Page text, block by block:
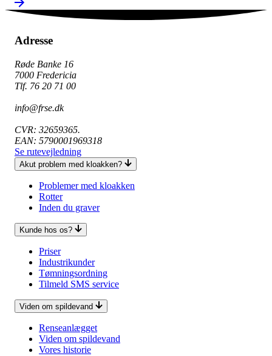
Adresse
Røde Banke 16
7000 Fredericia
Tlf. 76 20 71 00
info@frse.dk
CVR: 32659365.
EAN: 5790001969318
Se rutevejledning
Akut problem med kloakken?
Problemer med kloakken
Rotter
Inden du graver
Kunde hos os?
Priser
Industrikunder
Tømningsordning
Tilmeld SMS service
Viden om spildevand
Renseanlægget
Viden om spildevand
Vores historie